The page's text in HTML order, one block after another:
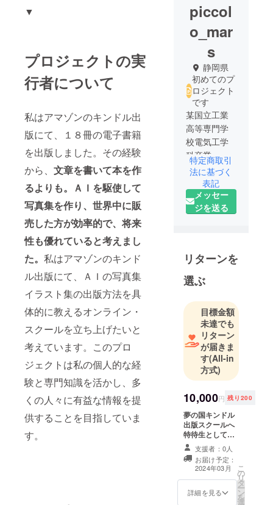
▼
プロジェクトの実
行者について
私はアマゾンのキンドル出
版にて、１８冊の電子書籍
を出版しました。その経験
から、 文章を書いて本を作
るよりも。ＡＩを駆使して
写真集を作り、世界中に販
売した方が効率的で、将来
性も優れていると考えまし
た。 私はアマゾンのキンド
ル出版にて、ＡＩの写真集
イラスト集の出版方法を具
体的に教えるオンライン・
スクールを立ち上げたいと
考えています。このプロ
ジェクトは私の個人的な経
験と専門知識を活かし、多
くの人々に有益な情報を提
供することを目指していま
す。
piccol
o_mar
s
静岡県
初めてのプ
ロジェクト
です
某国立工業
高等専門学
校電気工学
科卒業
某国立大学
理学部物理
学科卒業
て、日本の
有名企業と
米国の有名
企業の合弁
会社にて特
許技術者と
して１０年
超勤務
脱サラし、
様々なＭＬ
Ｍなど経
験。
夢仲間メー
リングリス
トを創始
し、一時は
特定商取引
法に基づく
表記
メッセー
ジを送る
リターンを
選ぶ
目標金額
未達でも
リターン
が届きま
す(All-in
方式)
10,000円 残り200
夢の国キンドル
出版スクールへ
特待生としてご
招待します。 Ａ
Ｉ活用して様々
な写真集、イラ
スト集を作成
し、日本語版、
英語版を作成
支援者：0人
お届け予定：
2024年03月
詳細を見る
こ
の
リ
タ
ー
ン
を
選